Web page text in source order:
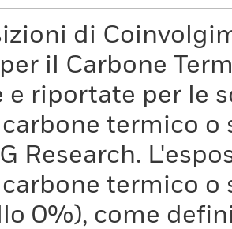
di
il Carbone
e riportate per le
termico
Research.
termico
0%), come